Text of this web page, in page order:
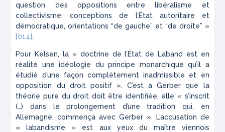
question des oppositions entre libéralisme et
collectivisme, conceptions de l’État autoritaire et
démocratique, orientations “de gauche” et “de droite” »
[014].
Pour Kelsen, la « doctrine de l’État de Laband est en
réalité une idéologie du principe monarchique qu’il a
étudié d’une façon complètement inadmissible et en
opposition du droit positif ». C’est à Gerber que la
théorie pure du droit doit être identifiée, elle « s’inscrit
(…) dans le prolongement d’une tradition qui, en
Allemagne, commença avec Gerber ». L’accusation de
« labandisme » est aux yeux du maître viennois